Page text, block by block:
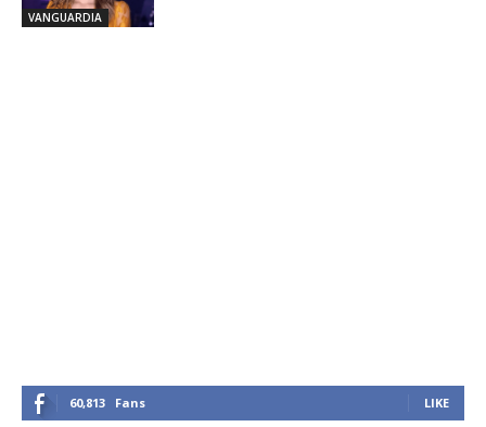
VANGUARDIA
60,813 Fans LIKE